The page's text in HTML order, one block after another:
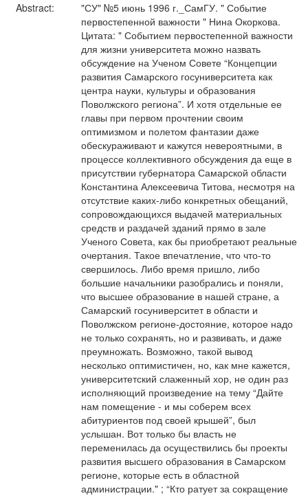
Abstract:
"СУ" №5 июнь 1996 г._СамГУ. " Событие
первостепенной важности " Нина Окоркова.
Цитата: " Событием первостепенной важности
для жизни университета можно назвать
обсуждение на Ученом Совете “Концепции
развития Самарского госуниверситета как
центра науки, культуры и образования
Поволжского региона”. И хотя отдельные ее
главы при первом прочтении своим
оптимизмом и полетом фантазии даже
обескураживают и кажутся невероятными, в
процессе коллективного обсуждения да еще в
присутствии губернатора Самарской области
Константина Алексеевича Титова, несмотря на
отсутствие каких-либо конкретных обещаний,
сопровождающихся выдачей материальных
средств и раздачей зданий прямо в зале
Ученого Совета, как бы приобретают реальные
очертания. Такое впечатление, что что-то
свершилось. Либо время пришло, либо
большие начальники разобрались и поняли,
что высшее образование в нашей стране, а
Самарский госуниверситет в области и
Поволжском регионе-достояние, которое надо
не только сохранять, но и развивать, и даже
преумножать. Возможно, такой вывод
несколько оптимистичен, но, как мне кажется,
университетский слаженный хор, не один раз
исполняющий произведение на тему “Дайте
нам помещение - и мы соберем всех
абитуриентов под своей крышей”, был
услышан. Вот только бы власть не
переменилась да осуществились бы проекты
развития высшего образования в Самарском
регионе, которые есть в областной
администрации." ; “Кто ратует за сокращение